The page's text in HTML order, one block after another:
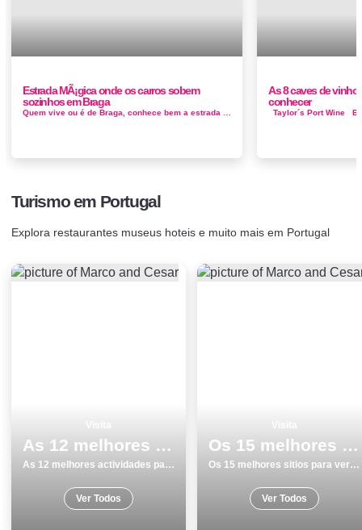
Estrada MÃ¡gica onde os carros sobem
sozinhos em Braga
As 8 caves de
conhecer
Turismo em Portugal
Explora restaurantes museus hoteis e muito mais em Portugal
As 12 melhores actividades para fazer e visitar em Coimbra
As 12 melhores actividades para fazer e visitar em Coimbra
Ver Todos
Os 15 melhores sitios para ver e visitar em Ilha Terceira
Os 15 melhores sitios para ver e visitar em Ilha Terceira
Ver Todos